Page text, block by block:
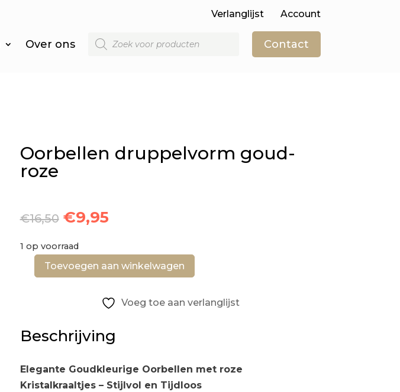
Verlanglijst Account
Over ons
Producten
zoeken Contact
Oorbellen druppelvorm goud-
roze
€16,50 Oorspronkelijke
was:
€16,50.
€9,95Huidige
€9,95.
1 op voorraad
Oorbellen
aantal
Toevoegen aan winkelwagen
Voeg toe aan verlanglijst
Beschrijving
Elegante Goudkleurige Oorbellen met roze
Kristalkraaltjes – Stijlvol en Tijdloos